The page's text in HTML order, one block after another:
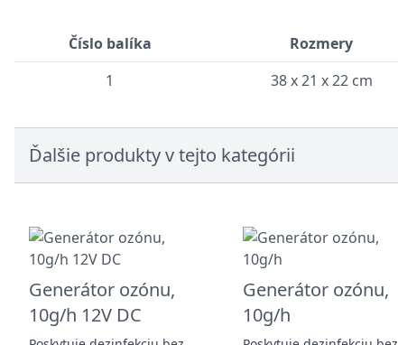
Číslo balíka Rozmery
1
38 x 21 x 22 cm
Ďalšie produkty v tejto kategórii
Generátor ozónu,
10g/h 12V DC
Generátor ozónu,
10g/h